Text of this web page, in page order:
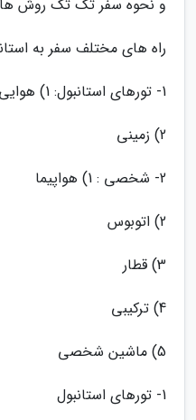
و نحوه سفر تک تک روش ها
راه های مختلف سفر به
1- تورهای استانبول: 1) هوایی
2) زمینی
2- شخصی : 1) هواپیما
2) اتوبوس
3) قطار
4) ترکیبی
5) ماشین شخصی
1- تورهای استانبول